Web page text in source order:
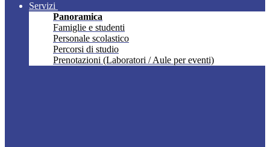
Servizi
Panoramica
Famiglie e studenti
Personale scolastico
Percorsi di studio
Prenotazioni (Laboratori / Aule per eventi)